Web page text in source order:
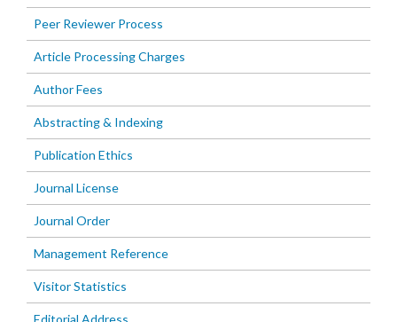
Peer Reviewer Process
Article Processing Charges
Author Fees
Abstracting & Indexing
Publication Ethics
Journal License
Journal Order
Management Reference
Visitor Statistics